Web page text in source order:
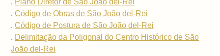
. Plano Diretor de São João del-Rei
.Código de Obras de São João del-Rei
.Código de Postura de São João del-Rei
. Delimitação da Poligonal do Centro Histórico de São
João del-Rei